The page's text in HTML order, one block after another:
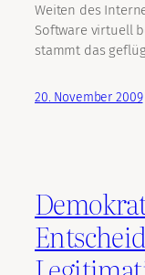
Weiten des
Software virtuell
stammt das
20. November 2009